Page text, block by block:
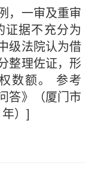
一审及重审
证据不充分为
级法院认为借
整理佐证，形
数额。 参考
答》（厦⻔市
）]